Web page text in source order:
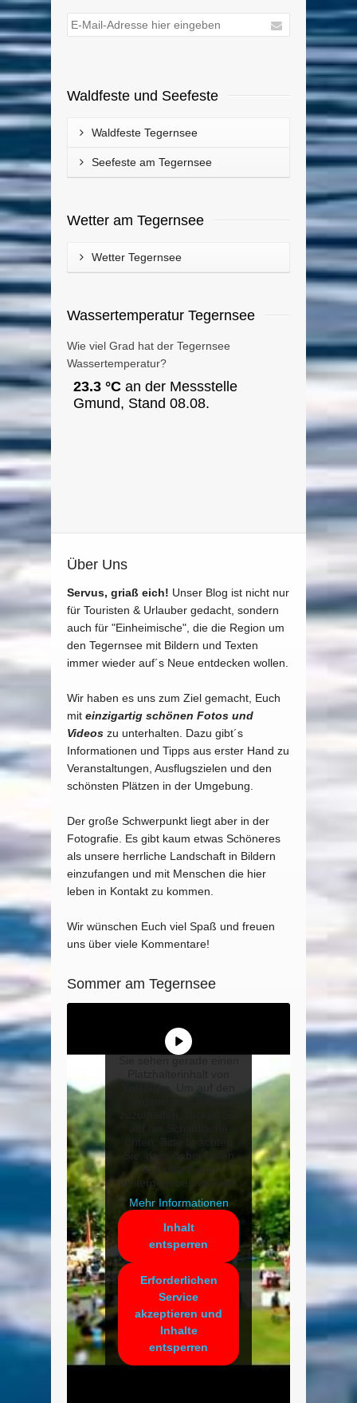
Waldfeste und Seefeste
Waldfeste Tegernsee
Seefeste am Tegernsee
Wetter am Tegernsee
Wetter Tegernsee
Wassertemperatur Tegernsee
Wie viel Grad hat der Tegernsee
Wassertemperatur?
Über Uns
Servus, griaß eich! Unser Blog ist nicht nur
für Touristen & Urlauber gedacht, sondern
auch für "Einheimische", die die Region um
den Tegernsee mit Bildern und Texten
immer wieder auf´s Neue entdecken wollen.
Wir haben es uns zum Ziel gemacht, Euch
mit einzigartig schönen Fotos und
Videos zu unterhalten. Dazu gibt´s
Informationen und Tipps aus erster Hand zu
Veranstaltungen, Ausflugszielen und den
schönsten Plätzen in der Umgebung.
Der große Schwerpunkt liegt aber in der
Fotografie. Es gibt kaum etwas Schöneres
als unsere herrliche Landschaft in Bildern
einzufangen und mit Menschen die hier
leben in Kontakt zu kommen.
Wir wünschen Euch viel Spaß und freuen
uns über viele Kommentare!
Sommer am Tegernsee
YouTube
unten. Bitte beachten
Sie, dass dabei Daten
an Drittanbieter
weitergegeben werden.
Mehr Informationen
Inhalt
entsperren
Erforderlichen
Service
akzeptieren und
Inhalte
entsperren